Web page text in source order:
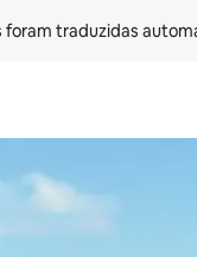
foram traduzidas